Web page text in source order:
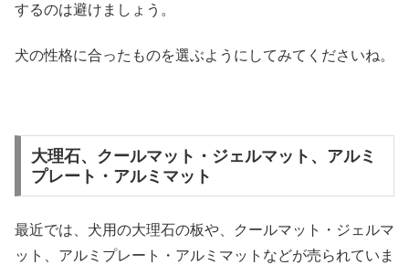
するのは避けましょう。
犬の性格に合ったものを選ぶようにしてみてくださいね。
大理石、クールマット・ジェルマット、アルミ
プレート・アルミマット
最近では、犬用の大理石の板や、クールマット・ジェルマ
ット、アルミプレート・アルミマットなどが売られていま